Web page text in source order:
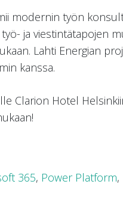
modernin työn
ja viestintätapojen
Lahti Energian
kanssa.
Clarion Hotel
365, Power Platform,